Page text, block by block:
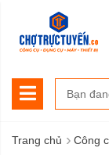
Trang chủ › Công